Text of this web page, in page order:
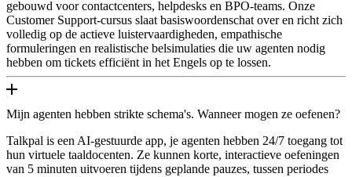
gebouwd voor contactcenters, helpdesks en BPO-teams. Onze
Customer Support-cursus slaat basiswoordenschat over en richt zich
volledig op de actieve luistervaardigheden, empathische
formuleringen en realistische belsimulaties die uw agenten nodig
hebben om tickets efficiënt in het Engels op te lossen.
Mijn agenten hebben strikte schema's. Wanneer mogen ze oefenen?
Talkpal is een AI-gestuurde app, je agenten hebben 24/7 toegang tot
hun virtuele taaldocenten. Ze kunnen korte, interactieve oefeningen
van 5 minuten uitvoeren tijdens geplande pauzes, tussen periodes